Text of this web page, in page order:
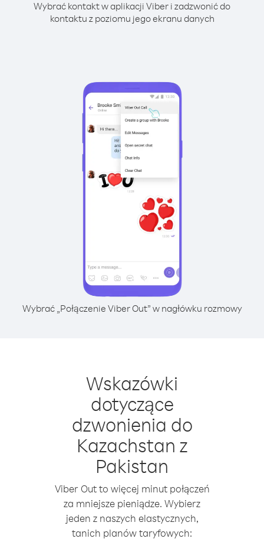
Wybrać kontakt w aplikacji Viber i zadzwonić do
kontaktu z poziomu jego ekranu danych
Wybrać „Połączenie Viber Out” w nagłówku rozmowy
Wskazówki
dotyczące
dzwonienia do
Kazachstan z
Pakistan
Viber Out to więcej minut połączeń
za mniejsze pieniądze. Wybierz
jeden z naszych elastycznych,
tanich planów taryfowych: